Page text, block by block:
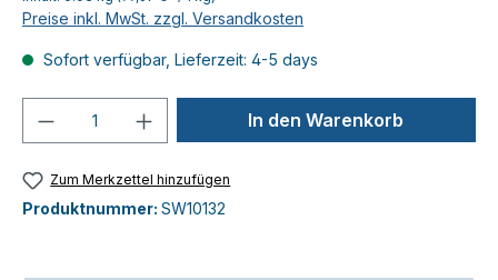
Preise inkl. MwSt. zzgl. Versandkosten
Sofort verfügbar, Lieferzeit: 4-5 days
Produkt Anzahl: Gib denIn den Warenkorb
Zum Merkzettel hinzufügen
Produktnummer: SW10132